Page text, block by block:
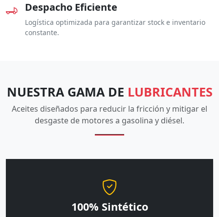
Despacho Eficiente
Logística optimizada para garantizar stock e inventario
constante.
NUESTRA GAMA DE LUBRICANTES
Aceites diseñados para reducir la fricción y mitigar el
desgaste de motores a gasolina y diésel.
100% Sintético